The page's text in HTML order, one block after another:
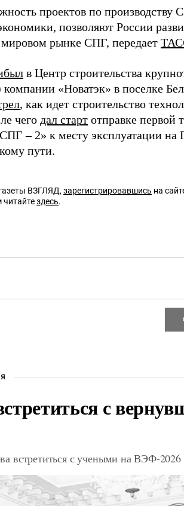
проектов по производству
позволяют России
рынке СПГ, передает
в Центр строительства
«Новатэк» в поселке
, как идет строительство
чего дал старт отправке первой
– 2» к месту эксплуатации на
пути.
ВЗГЛЯД, зарегистрировавшись на
здесь.
с
встретиться с учеными на ВЭФ-2026